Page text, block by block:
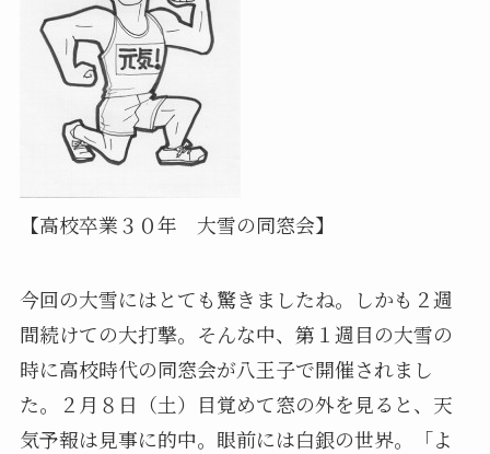
【高校卒業３０年 大雪の同窓会】
今回の大雪にはとても驚きましたね。しかも２週
間続けての大打撃。そんな中、第１週目の大雪の
時に高校時代の同窓会が八王子で開催されまし
た。２月８日（土）目覚めて窓の外を見ると、天
気予報は見事に的中。眼前には白銀の世界。「よ